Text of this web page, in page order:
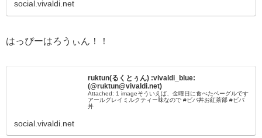
social.vivaldi.net
はっぴーはろうぃん！！
ruktun(るくとぅん) :vivaldi_blue:
(@ruktun@vivaldi.net)
Attached: 1 imageそういえば、金曜日に食べたベーグルです
アールグレイミルクティー味なので #ビバ丼お紅茶部 #ビバ
丼
social.vivaldi.net